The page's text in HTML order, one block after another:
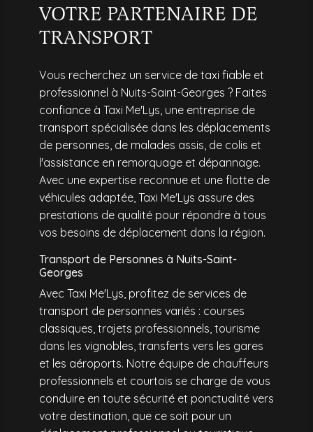
VOTRE PARTENAIRE DE
TRANSPORT
Vous recherchez un service de taxi fiable et
professionnel à Nuits-Saint-Georges ? Faites
confiance à Taxi Me'Lys, une entreprise de
transport spécialisée dans les déplacements
de personnes, de malades assis, de colis et
l'assistance en remorquage et dépannage.
Avec une expertise reconnue et une flotte de
véhicules adaptée, Taxi Me'Lys assure des
prestations de qualité pour répondre à tous
vos besoins de déplacement dans la région.
Transport de Personnes à Nuits-Saint-
Georges
Avec Taxi Me'Lys, profitez de services de
transport de personnes variés : courses
classiques, trajets professionnels, tourisme
dans les vignobles, transferts vers les gares
et les aéroports. Notre équipe de chauffeurs
professionnels et courtois se charge de vous
conduire en toute sécurité et ponctualité vers
votre destination, que ce soit pour un